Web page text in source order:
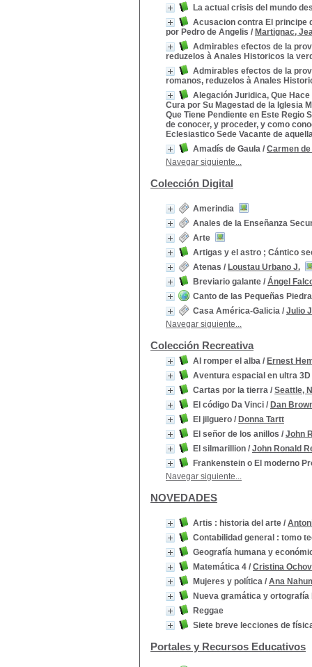
La actual crisis del mundo
Acusacion contra El principe
por Pedro de Angelis / Martignac,
Admirables efectos de la
reduzelos à Anales Historicos la
Admirables efectos de la
romanos, reduzelos à Anales
Alegación Juridica, Que
Cura por Su Magestad de la Iglesia
Que Tiene Pendiente en Este Regio
de conocer, y proceder, y como
Eclesiastico Sede Vacante de
Amadís de Gaula / Carmen
Navegar siguiente...
Colección Digital
Amerindia
Anales de la Enseñanza
Arte
Artigas y el astro ; Cántico
Atenas / Loustau Urbano J.
Breviario galante / Ángel
Canto de las Pequeñas
Casa América-Galicia / Julio
Navegar siguiente...
Colección Recreativa
Al romper el alba / Ernest
Aventura espacial en ultra 3D
Cartas por la tierra / Seattle,
El código Da Vinci / Dan
El jilguero / Donna Tartt
El señor de los anillos / John
El silmarillion / John Ronald
Frankenstein o El moderno
Navegar siguiente...
NOVEDADES
Artis : historia del arte /
Contabilidad general : tomo
Geografía humana y
Matemática 4 / Cristina
Mujeres y política / Ana
Nueva gramática y ortografía
Reggae
Siete breve lecciones de
Portales y Recursos Educativos